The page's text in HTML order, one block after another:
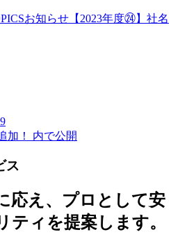
お知らせ 【2023年度㉔】社名
加！ 内で公開
ス
応え、プロとして安
ティを提案します。